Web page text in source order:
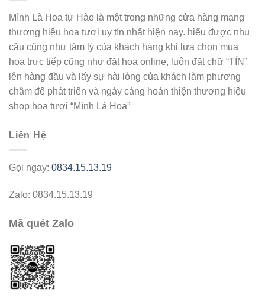
Mình Là Hoa tự Hào là một trong những cửa hàng mang
thương hiệu hoa tươi uy tín nhất hiện nay. hiểu được nhu
cầu cũng như tâm lý của khách hàng khi lựa chọn mua
hoa trực tiếp cũng như đặt hoa online, luôn đặt chữ “TÍN”
lên hàng đầu và lấy sự hài lòng của khách làm phương
châm để phát triển và ngày càng hoàn thiện thương hiệu
shop hoa tươi “Mình Là Hoa”
Liên Hệ
Gọi ngay: 0834.15.13.19
Zalo: 0834.15.13.19
Mã quét Zalo